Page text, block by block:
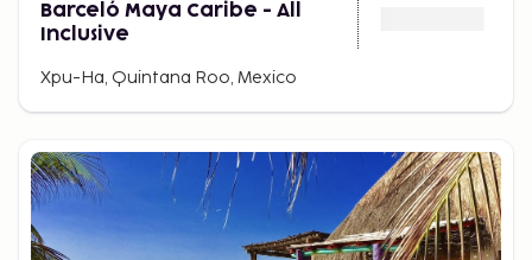
Barceló Maya Caribe - All
Inclusive
Xpu-Ha, Quintana Roo, Mexico